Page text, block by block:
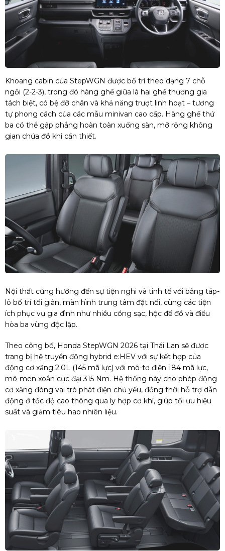
Khoang cabin của StepWGN được bố trí theo dạng 7 chỗ
ngồi (2-2-3), trong đó hàng ghế giữa là hai ghế thương gia
tách biệt, có bệ đỡ chân và khả năng trượt linh hoạt – tương
tự phong cách của các mẫu minivan cao cấp. Hàng ghế thứ
ba có thể gập phẳng hoàn toàn xuống sàn, mở rộng không
gian chứa đồ khi cần thiết.
Nội thất cũng hướng đến sự tiện nghi và tinh tế với bảng táp-
lô bố trí tối giản, màn hình trung tâm đặt nổi, cùng các tiện
ích phục vụ gia đình như nhiều cổng sạc, hộc để đồ và điều
hòa ba vùng độc lập.
Theo công bố, Honda StepWGN 2026 tại Thái Lan sẽ được
trang bị hệ truyền động hybrid e:HEV với sự kết hợp của
động cơ xăng 2.0L (145 mã lực) với mô-tơ điện 184 mã lực,
mô-men xoắn cực đại 315 Nm. Hệ thống này cho phép động
cơ xăng đóng vai trò phát điện chủ yếu, đồng thời hỗ trợ dẫn
động ở tốc độ cao thông qua ly hợp cơ khí, giúp tối ưu hiệu
suất và giảm tiêu hao nhiên liệu.